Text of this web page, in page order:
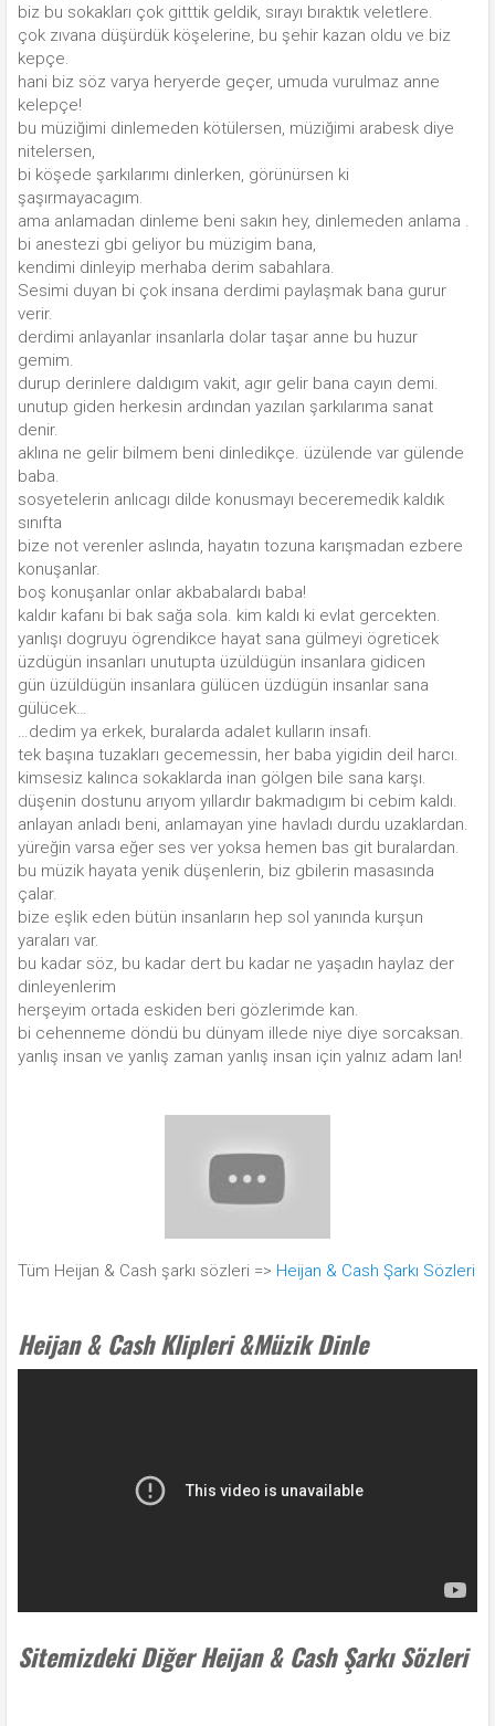
biz bu sokakları çok gitttik geldik, sırayı bıraktık veletlere.
çok zıvana düşürdük köşelerine, bu şehir kazan oldu ve biz
kepçe.
hani biz söz varya heryerde geçer, umuda vurulmaz anne
kelepçe!
bu müziğimi dinlemeden kötülersen, müziğimi arabesk diye
nitelersen,
bi köşede şarkılarımı dinlerken, görünürsen ki
şaşırmayacagım.
ama anlamadan dinleme beni sakın hey, dinlemeden anlama .
bi anestezi gbi geliyor bu müzigim bana,
kendimi dinleyip merhaba derim sabahlara.
Sesimi duyan bi çok insana derdimi paylaşmak bana gurur
verir.
derdimi anlayanlar insanlarla dolar taşar anne bu huzur
gemim.
durup derinlere daldıgım vakit, agır gelir bana cayın demi.
unutup giden herkesin ardından yazılan şarkılarıma sanat
denir.
aklına ne gelir bilmem beni dinledikçe. üzülende var gülende
baba.
sosyetelerin anlıcagı dilde konusmayı beceremedik kaldık
sınıfta
bize not verenler aslında, hayatın tozuna karışmadan ezbere
konuşanlar.
boş konuşanlar onlar akbabalardı baba!
kaldır kafanı bi bak sağa sola. kim kaldı ki evlat gercekten.
yanlışı dogruyu ögrendikce hayat sana gülmeyi ögreticek
üzdügün insanları unutupta üzüldügün insanlara gidicen
gün üzüldügün insanlara gülücen üzdügün insanlar sana
gülücek…
…dedim ya erkek, buralarda adalet kulların insafı.
tek başına tuzakları gecemessin, her baba yigidin deil harcı.
kimsesiz kalınca sokaklarda inan gölgen bile sana karşı.
düşenin dostunu arıyom yıllardır bakmadıgım bi cebim kaldı.
anlayan anladı beni, anlamayan yine havladı durdu uzaklardan.
yüreğin varsa eğer ses ver yoksa hemen bas git buralardan.
bu müzik hayata yenik düşenlerin, biz gbilerin masasında
çalar.
bize eşlik eden bütün insanların hep sol yanında kurşun
yaraları var.
bu kadar söz, bu kadar dert bu kadar ne yaşadın haylaz der
dinleyenlerim
herşeyim ortada eskiden beri gözlerimde kan.
bi cehenneme döndü bu dünyam illede niye diye sorcaksan.
yanlış insan ve yanlış zaman yanlış insan için yalnız adam lan!
Tüm Heijan & Cash şarkı sözleri => Heijan & Cash Şarkı Sözleri
Heijan & Cash Klipleri &Müzik Dinle
Sitemizdeki Diğer Heijan & Cash Şarkı Sözleri